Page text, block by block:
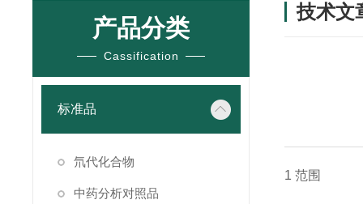
产品分类
Cassification
标准品
氘代化合物
中药分析对照品
技术文
1 范围